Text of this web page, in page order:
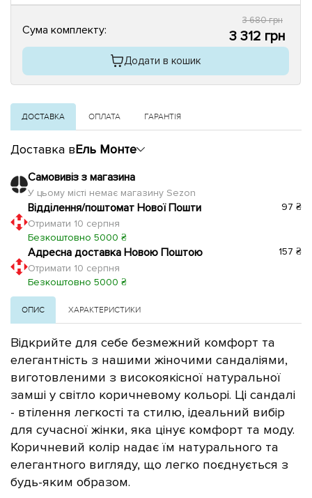
Сума комплекту:
3 680 грн
3 312 грн
Додати в кошик
ДОСТАВКА ОПЛАТА ГАРАНТІЯ
Доставка вЕль Монте
Самовивіз з магазина
У цьому місті немає магазину Sezon
Відділення/поштомат Нової Пошти
Отримати 10 серпня
Безкоштовно 5000 ₴
97 ₴
Адресна доставка Новою Поштою
Отримати 10 серпня
Безкоштовно 5000 ₴
157 ₴
ОПИС ХАРАКТЕРИСТИКИ
Відкрийте для себе безмежний комфорт та
елегантність з нашими жіночими сандаліями,
виготовленими з високоякісної натуральної
замші у світло коричневому кольорі. Ці сандалі
- втілення легкості та стилю, ідеальний вибір
для сучасної жінки, яка цінує комфорт та моду.
Коричневий колір надає їм натурального та
елегантного вигляду, що легко поєднується з
будь-яким образом.